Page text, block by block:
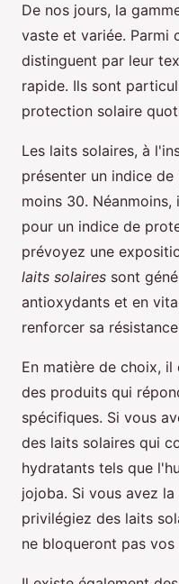
De nos jours, la
vaste et variée. Parmi
distinguent par leur
rapide. Ils sont
protection solaire
Les laits solaires, à
présenter un indice
moins 30.
pour un indice de
prévoyez une
laits solaires sont
antioxydants et en
renforcer sa
En matière de choix,
des produits qui
spécifiques. Si vous
des laits solaires qui
hydratants tels que
jojoba. Si vous avez
privilégiez des laits
ne bloqueront pas vos